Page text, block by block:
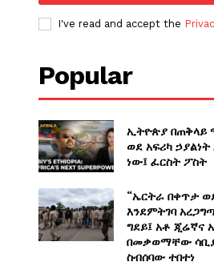
I've read and accept the
Popular
ኢትዮጵያ በጠቅላይ
ወደ አፍሪካ ኃያልነት
ነው፤ ፈርስት ፖስት
“ኤርትራ በቀጥታ
እንደምትገባ
ግደይ፤ አቶ ጂሬኛና
በመቃወማቸው
ስብሰባው ተበተነ